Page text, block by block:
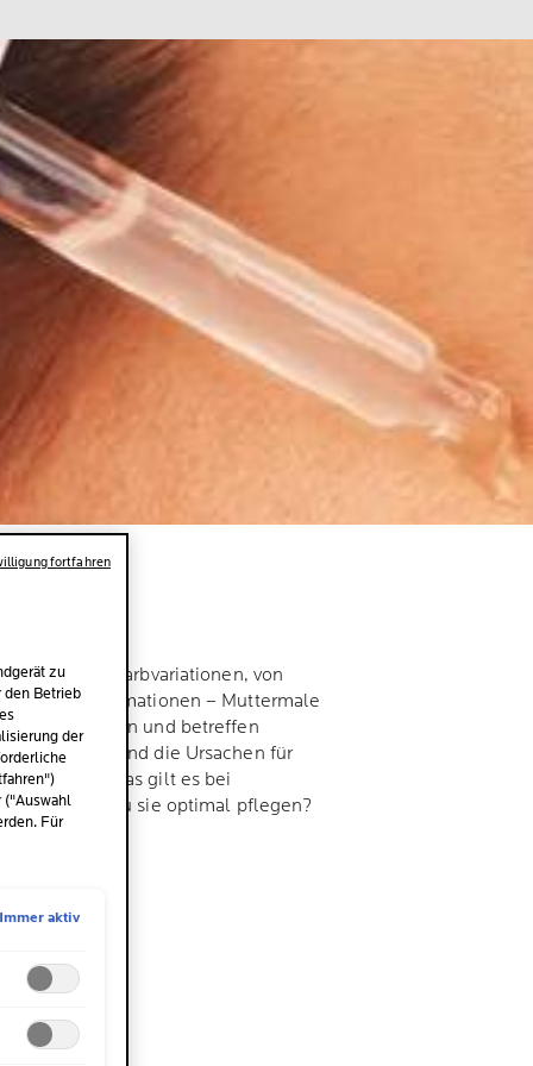
dunklen Farbvariationen, von
Formationen – Muttermale
und betreffen
Doch was sind die Ursachen für
Was gilt es bei
wie kannst du sie optimal pflegen?
zu
den Betrieb
der
("Auswahl
Für
Immer aktiv
fortfahren